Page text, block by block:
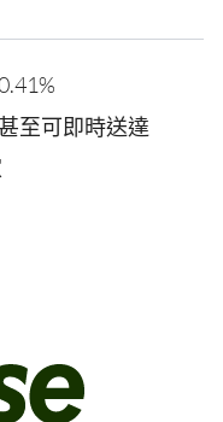
至可即時送達